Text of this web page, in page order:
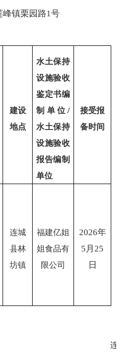
峰镇栗园路1号
建设
地点
水土保持
设施验收
鉴定书编
制单位 /
水土保持
设施验收
报告编制
单位
接受报
备时间
连城
县林
坊镇
福建亿姐
姐食品有
限公司
2026年
5 月 25
日
连